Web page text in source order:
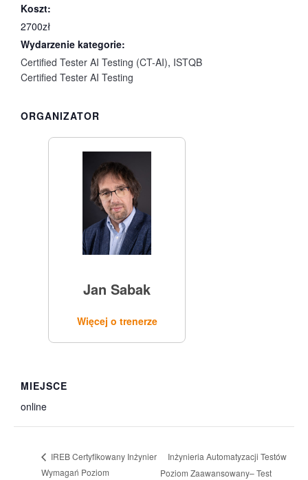
Koszt:
2700zł
Wydarzenie kategorie:
Certified Tester AI Testing (CT-AI), ISTQB
Certified Tester AI Testing
MIEJSCE
online
ORGANIZATOR
Jan Sabak
Więcej o trenerze
IREB Certyfikowany Inżynier
Wymagań Poziom
Inżynieria Automatyzacji Testów
Poziom Zaawansowany– Test